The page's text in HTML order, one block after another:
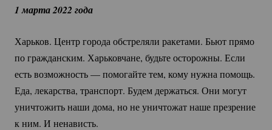
1 марта 2022 года
Харьков. Центр города обстреляли ракетами. Бьют прямо
по гражданским. Харьковчане, будьте осторожны. Если
есть возможность — помогайте тем, кому нужна помощь.
Еда, лекарства, транспорт. Будем держаться. Они могут
уничтожить наши дома, но не уничтожат наше презрение
к ним. И ненависть.